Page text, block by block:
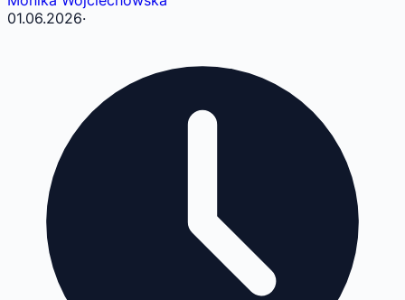
01.06.2026·